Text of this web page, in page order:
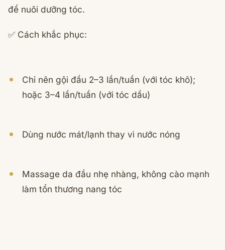
để nuôi dưỡng tóc.
✅ Cách khắc phục:
Chỉ nên gội đầu 2–3 lần/tuần (với tóc khô);
hoặc 3–4 lần/tuần (với tóc dầu)
Dùng nước mát/lạnh thay vì nước nóng
Massage da đầu nhẹ nhàng, không cào mạnh
làm tổn thương nang tóc